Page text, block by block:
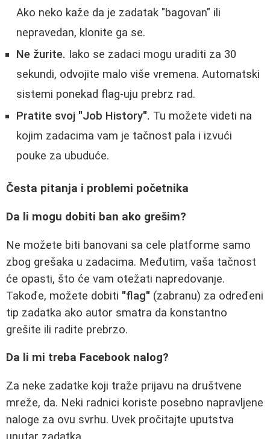
Ako neko kaže da je zadatak "bagovan" ili
nepravedan, klonite ga se.
Ne žurite. Iako se zadaci mogu uraditi za 30
sekundi, odvojite malo više vremena. Automatski
sistemi ponekad flag-uju prebrz rad.
Pratite svoj "Job History". Tu možete videti na
kojim zadacima vam je tačnost pala i izvući
pouke za ubuduće.
Česta pitanja i problemi početnika
Da li mogu dobiti ban ako grešim?
Ne možete biti banovani sa cele platforme samo
zbog grešaka u zadacima. Međutim, vaša tačnost
će opasti, što će vam otežati napredovanje.
Takođe, možete dobiti "flag" (zabranu) za određeni
tip zadatka ako autor smatra da konstantno
grešite ili radite prebrzo.
Da li mi treba Facebook nalog?
Za neke zadatke koji traže prijavu na društvene
mreže, da. Neki radnici koriste posebno napravljene
naloge za ovu svrhu. Uvek pročitajte uputstva